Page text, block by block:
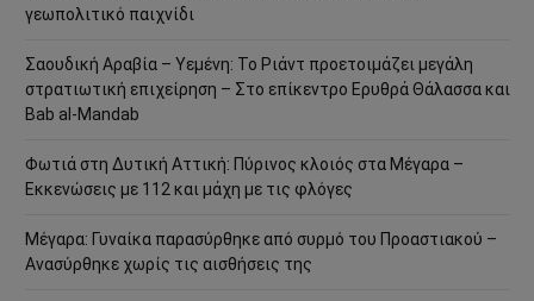
γεωπολιτικό παιχνίδι
Σαουδική Αραβία – Υεμένη: Το Ριάντ προετοιμάζει μεγάλη
στρατιωτική επιχείρηση – Στο επίκεντρο Ερυθρά Θάλασσα και
Bab al-Mandab
Φωτιά στη Δυτική Αττική: Πύρινος κλοιός στα Μέγαρα –
Εκκενώσεις με 112 και μάχη με τις φλόγες
Μέγαρα: Γυναίκα παρασύρθηκε από συρμό του Προαστιακού –
Ανασύρθηκε χωρίς τις αισθήσεις της